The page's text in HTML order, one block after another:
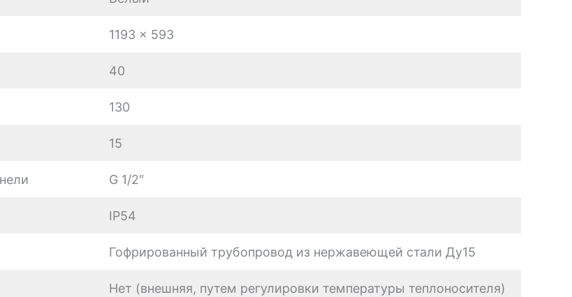
1193 x 593
40
130
15
G 1/2″
IP54
Гофрированный трубопровод из нержавеющей стали Ду15
Нет (внешняя, путем регулировки температуры теплоносителя)